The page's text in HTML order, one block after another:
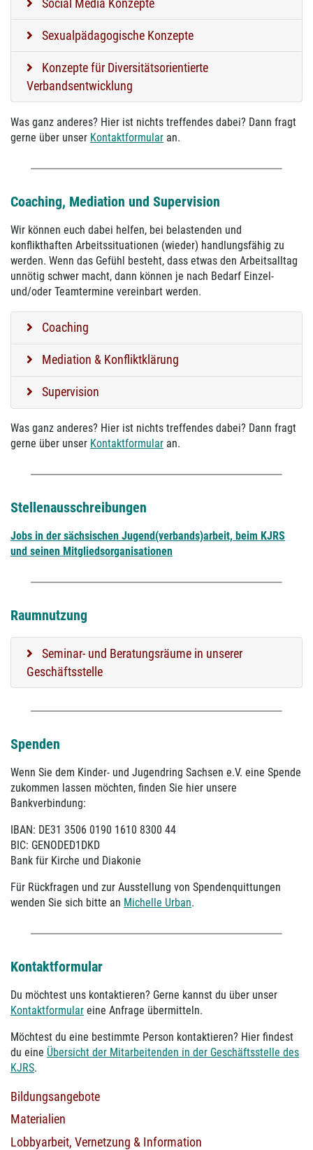
Social Media Konzepte
Sexualpädagogische Konzepte
Konzepte für Diversitätsorientierte
Verbandsentwicklung
Was ganz anderes? Hier ist nichts treffendes dabei? Dann fragt
gerne über unser Kontaktformular an.
Coaching, Mediation und Supervision
Wir können euch dabei helfen, bei belastenden und
konflikthaften Arbeitssituationen (wieder) handlungsfähig zu
werden. Wenn das Gefühl besteht, dass etwas den Arbeitsalltag
unnötig schwer macht, dann können je nach Bedarf Einzel-
und/oder Teamtermine vereinbart werden.
Coaching
Mediation & Konfliktklärung
Supervision
Was ganz anderes? Hier ist nichts treffendes dabei? Dann fragt
gerne über unser Kontaktformular an.
Stellenausschreibungen
Jobs in der sächsischen Jugend(verbands)arbeit, beim KJRS
und seinen Mitgliedsorganisationen
Raumnutzung
Seminar- und Beratungsräume in unserer
Geschäftsstelle
Spenden
Wenn Sie dem Kinder- und Jugendring Sachsen e.V. eine Spende
zukommen lassen möchten, finden Sie hier unsere
Bankverbindung:
IBAN: DE31 3506 0190 1610 8300 44
BIC: GENODED1DKD
Bank für Kirche und Diakonie
Für Rückfragen und zur Ausstellung von Spendenquittungen
wenden Sie sich bitte an Michelle Urban.
Kontaktformular
Du möchtest uns kontaktieren? Gerne kannst du über unser
Kontaktformular eine Anfrage übermitteln.
Möchtest du eine bestimmte Person kontaktieren? Hier findest
du eine Übersicht der Mitarbeitenden in der Geschäftsstelle des
KJRS.
Bildungsangebote
Materialien
Lobbyarbeit, Vernetzung & Information